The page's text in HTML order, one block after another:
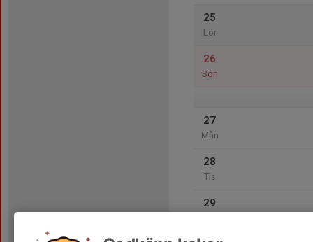
25
Lör
26
Sön
27
Mån
28
Tis
29